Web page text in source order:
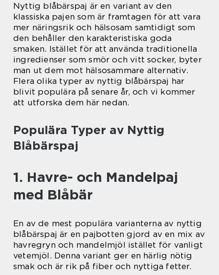
Nyttig blåbärspaj är en variant av den
klassiska pajen som är framtagen för att vara
mer näringsrik och hälsosam samtidigt som
den behåller den karakteristiska goda
smaken. Istället för att använda traditionella
ingredienser som smör och vitt socker, byter
man ut dem mot hälsosammare alternativ.
Flera olika typer av nyttig blåbärspaj har
blivit populära på senare år, och vi kommer
att utforska dem här nedan.
Populära Typer av Nyttig
Blåbärspaj
1. Havre- och Mandelpaj
med Blåbär
En av de mest populära varianterna av nyttig
blåbärspaj är en pajbotten gjord av en mix av
havregryn och mandelmjöl istället för vanligt
vetemjöl. Denna variant ger en härlig nötig
smak och är rik på fiber och nyttiga fetter.